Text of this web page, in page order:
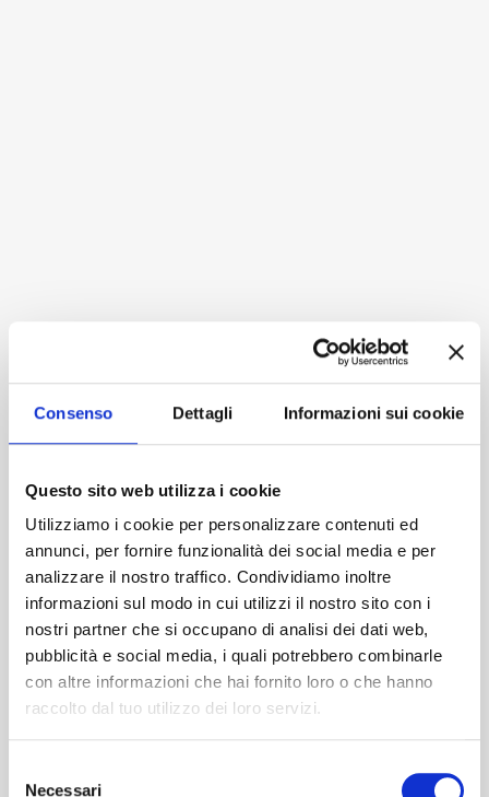
Consenso Dettagli Informazioni sui cookie
Questo sito web utilizza i cookie
Utilizziamo i cookie per personalizzare contenuti ed
annunci, per fornire funzionalità dei social media e per
analizzare il nostro traffico. Condividiamo inoltre
informazioni sul modo in cui utilizzi il nostro sito con i
nostri partner che si occupano di analisi dei dati web,
pubblicità e social media, i quali potrebbero combinarle
con altre informazioni che hai fornito loro o che hanno
raccolto dal tuo utilizzo dei loro servizi.
Necessari